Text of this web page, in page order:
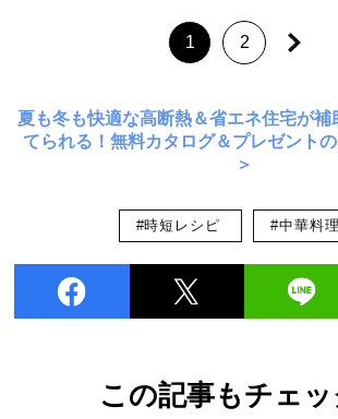
1 2
夏も冬も快適な高断熱＆省エネ住宅が補
てられる！無料カタログ＆プレゼント
＞
#時短レシピ #中華料理
この記事もチェッ